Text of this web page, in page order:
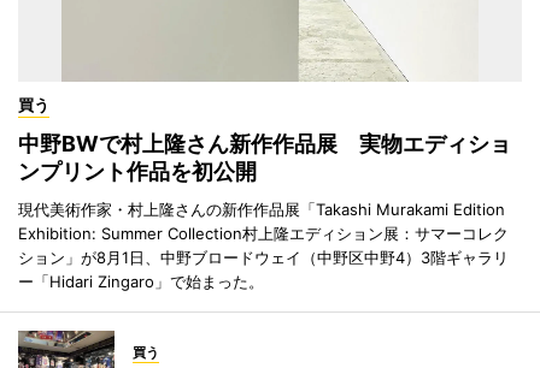
買う
中野BWで村上隆さん新作作品展 実物エディショ
ンプリント作品を初公開
現代美術作家・村上隆さんの新作作品展「Takashi Murakami Edition
Exhibition: Summer Collection村上隆エディション展：サマーコレク
ション」が8月1日、中野ブロードウェイ（中野区中野4）3階ギャラリ
ー「Hidari Zingaro」で始まった。
買う